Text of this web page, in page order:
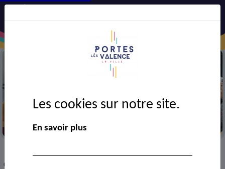
Classe cm1 de l'école Voltaire
Les cookies sur notre site.
En savoir plus